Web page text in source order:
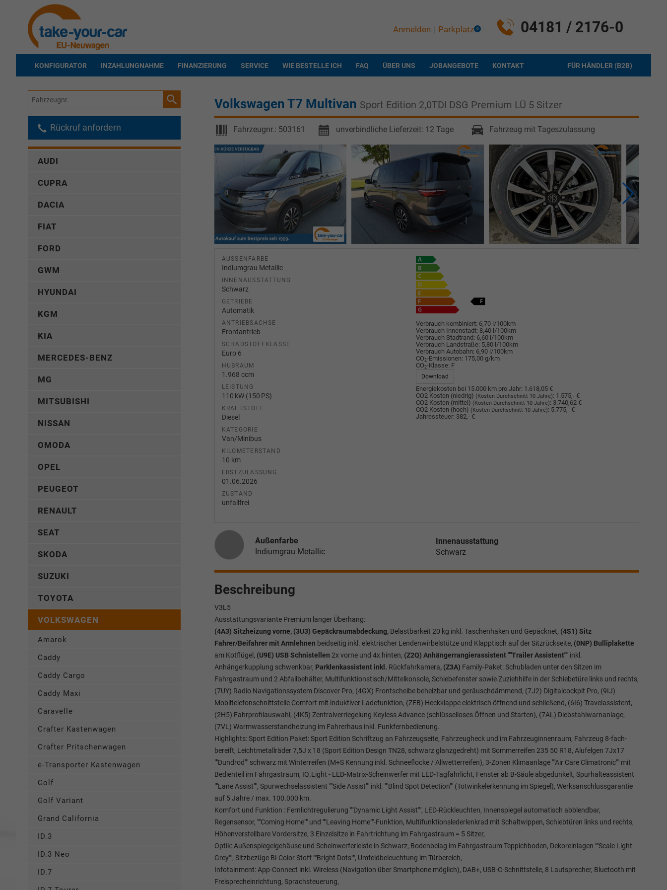
04181 / 2176-0
Anmelden Parkplatz 0
KONFIGURATOR INZAHLUNGNAHME FINANZIERUNG SERVICE WIE BESTELLE ICH FAQ ÜBER UNS JOBANGEBOTE FÜR HÄNDLER (B2B)
KONTAKT
Volkswagen T7 Multivan Sport Edition 2,0TDI DSG Premium LÜ 5 Sitzer
Fahrzeugnr.: 503161 unverbindliche Lieferzeit: 12 Tage Fahrzeug mit Tageszulassung
AUSSENFARBE
Indiumgrau Metallic
INNENAUSSTATTUNG
Schwarz
GETRIEBE
Automatik
ANTRIEBSACHSE
Frontantrieb
SCHADSTOFFKLASSE
Euro 6
HUBRAUM
1.968 ccm
LEISTUNG
110 kW (150 PS)
KRAFTSTOFF
Diesel
KATEGORIE
Van/Minibus
KILOMETERSTAND
10 km
ERSTZULASSUNG
01.06.2026
ZUSTAND
unfallfrei
Verbrauch kombiniert: 6,70 l/100km
Verbrauch Innenstadt: 8,40 l/100km
Verbrauch Stadtrand: 6,60 l/100km
Verbrauch Landstraße: 5,80 l/100km
Verbrauch Autobahn: 6,90 l/100km
CO2-Emissionen: 175,00 g/km
CO2-Klasse: F
Download
Energiekosten bei 15.000 km pro Jahr: 1.618,05 €
CO2 Kosten (niedrig) (Kosten Durchschnitt 10 Jahre): 1.575,- €
CO2 Kosten (mittel) (Kosten Durchschnitt 10 Jahre): 3.740,62 €
CO2 Kosten (hoch) (Kosten Durchschnitt 10 Jahre): 5.775,- €
Jahressteuer: 382,- €
Außenfarbe
Indiumgrau Metallic
Innenausstattung
Schwarz
Beschreibung
V3L5
Ausstattungsvariante Premium langer Überhang:
(4A3) Sitzheizung vorne, (3U3) Gepäckraumabdeckung,Belastbarkeit 20 kg inkl. Taschenhaken und Gepäcknet, (4S1) Sitz
Fahrer/Beifahrer mit Armlehnen beidseitig inkl. elektrischer Lendenwirbelstütze und Klapptisch auf der Sitzrückseite, (0NP) Bulliplakette
am Kotflügel, (U9E) USB Schnistellen 2x vorne und 4x hinten, (Z2Q) Anhängerrangierassistent ""Trailer Assistent""inkl.
Anhängerkupplung schwenkbar, Parklenkassistent inkl. Rückfahrkamera, (Z3A) Family-Paket: Schubladen unter den Sitzen im
Fahrgastraum und 2 Abfallbehälter, Multifunktionstisch/Mittelkonsole, Schiebefenster sowie Zuziehhilfe in der Schiebetüre links und rechts,
(7UY) Radio Navigationssystem Discover Pro, (4GX) Frontscheibe beheizbar und geräuschdämmend, (7J2) Digitalcockpit Pro, (9IJ)
Mobiltelefonschnittstelle Comfort mit induktiver Ladefunktion, (ZEB) Heckklappe elektrisch öffnend und schließend, (6I6) Travelassistent,
(2H5) Fahrprofilauswahl, (4K5) Zentralverriegelung Keyless Advance (schlüsselloses Öffnen und Starten), (7AL) Diebstahlwarnanlage,
(7VL) Warmwasserstandheizung im Fahrerhaus inkl. Funkfernbedienung.
Highlights: Sport Edition Paket: Sport Edition Schriftzug an Fahrzeugseite, Fahrzeugheck und im Fahrzeuginnenraum, Fahrzeug 8-fach-
bereift, Leichtmetallräder 7,5J x 18 (Sport Edition Design TN28, schwarz glanzgedreht) mit Sommerreifen 235 50 R18, Alufelgen 7Jx17
""Dundrod"" schwarz mit Winterreifen (M+S Kennung inkl. Schneeflocke / Allwetterreifen), 3-Zonen Klimaanlage ""Air Care Climatronic"" mit
Bedienteil im Fahrgastraum, IQ.Light - LED-Matrix-Scheinwerfer mit LED-Tagfahrlicht, Fenster ab B-Säule abgedunkelt, Spurhalteassistent
""Lane Assist"", Spurwechselassistent ""Side Assist"" inkl. ""Blind Spot Detection"" (Totwinkelerkennung im Spiegel), Werksanschlussgarantie
auf 5 Jahre / max. 100.000 km.
Komfort und Funktion : Fernlichtregulierung ""Dynamic Light Assist"", LED-Rückleuchten, Innenspiegel automatisch abblendbar,
Regensensor, ""Coming Home"" und ""Leaving Home""-Funktion, Multifunktionslederlenkrad mit Schaltwippen, Schiebtüren links und rechts,
Höhenverstellbare Vordersitze, 3 Einzelsitze in Fahrtrichtung im Fahrgastraum = 5 Sitzer,
Optik: Außenspiegelgehäuse und Scheinwerferleiste in Schwarz, Bodenbelag im Fahrgastraum Teppichboden, Dekoreinlagen ""Scale Light
Grey"", Sitzbezüge Bi-Color Stoff ""Bright Dots"", Umfeldbeleuchtung im Türbereich,
Infotainment: App-Connect inkl. Wireless (Navigation über Smartphone möglich), DAB+, USB-C-Schnittstelle, 8 Lautsprecher, Bluetooth mit
Freisprecheinrichtung, Sprachsteuerung,
Fahrzeugnr.
Rückruf anfordern
AUDI
CUPRA
DACIA
FIAT
FORD
GWM
HYUNDAI
KGM
KIA
MERCEDES-BENZ
MG
MITSUBISHI
NISSAN
OMODA
OPEL
PEUGEOT
RENAULT
SEAT
SKODA
SUZUKI
TOYOTA
VOLKSWAGEN
Amarok
Caddy
Caddy Cargo
Caddy Maxi
Caravelle
Crafter Kastenwagen
Crafter Pritschenwagen
e-Transporter Kastenwagen
Golf
Golf Variant
Grand California
ID.3
ID.3 Neo
ID.7